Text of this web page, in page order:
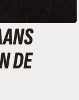
DE